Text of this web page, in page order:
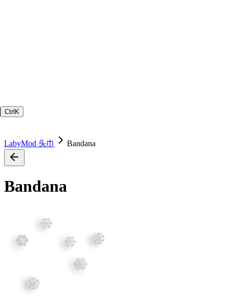
Ctrl K
LabyMod 头巾 Bandana
Bandana